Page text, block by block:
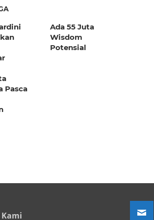
Pasca
Ada 55 Juta
Wisdom
Potensial